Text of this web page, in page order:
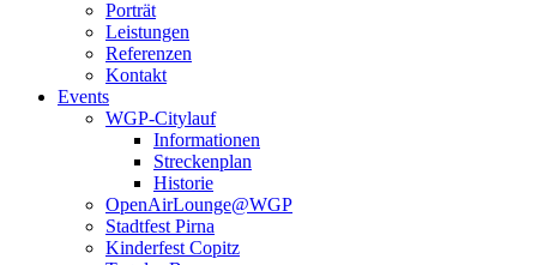
Porträt
Leistungen
Referenzen
Kontakt
Events
WGP-Citylauf
Informationen
Streckenplan
Historie
OpenAirLounge@WGP
Stadtfest Pirna
Kinderfest Copitz